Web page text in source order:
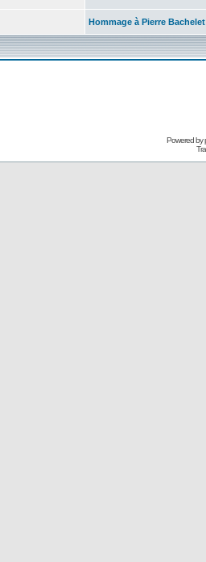
Hommage à Pierre Bachelet
Powered by